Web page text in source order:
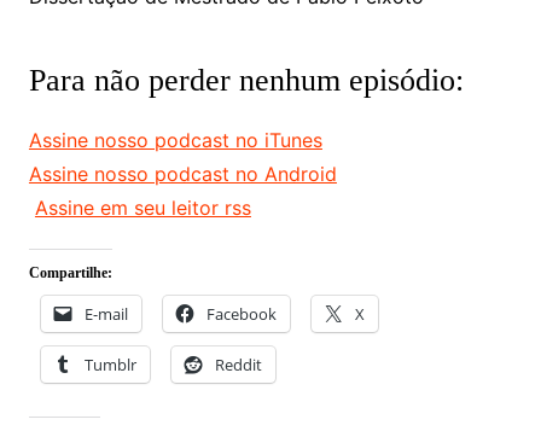
Para não perder nenhum episódio:
Assine nosso podcast no iTunes
Assine nosso podcast no Android
Assine em seu leitor rss
Compartilhe:
E-mail Facebook X
Tumblr Reddit